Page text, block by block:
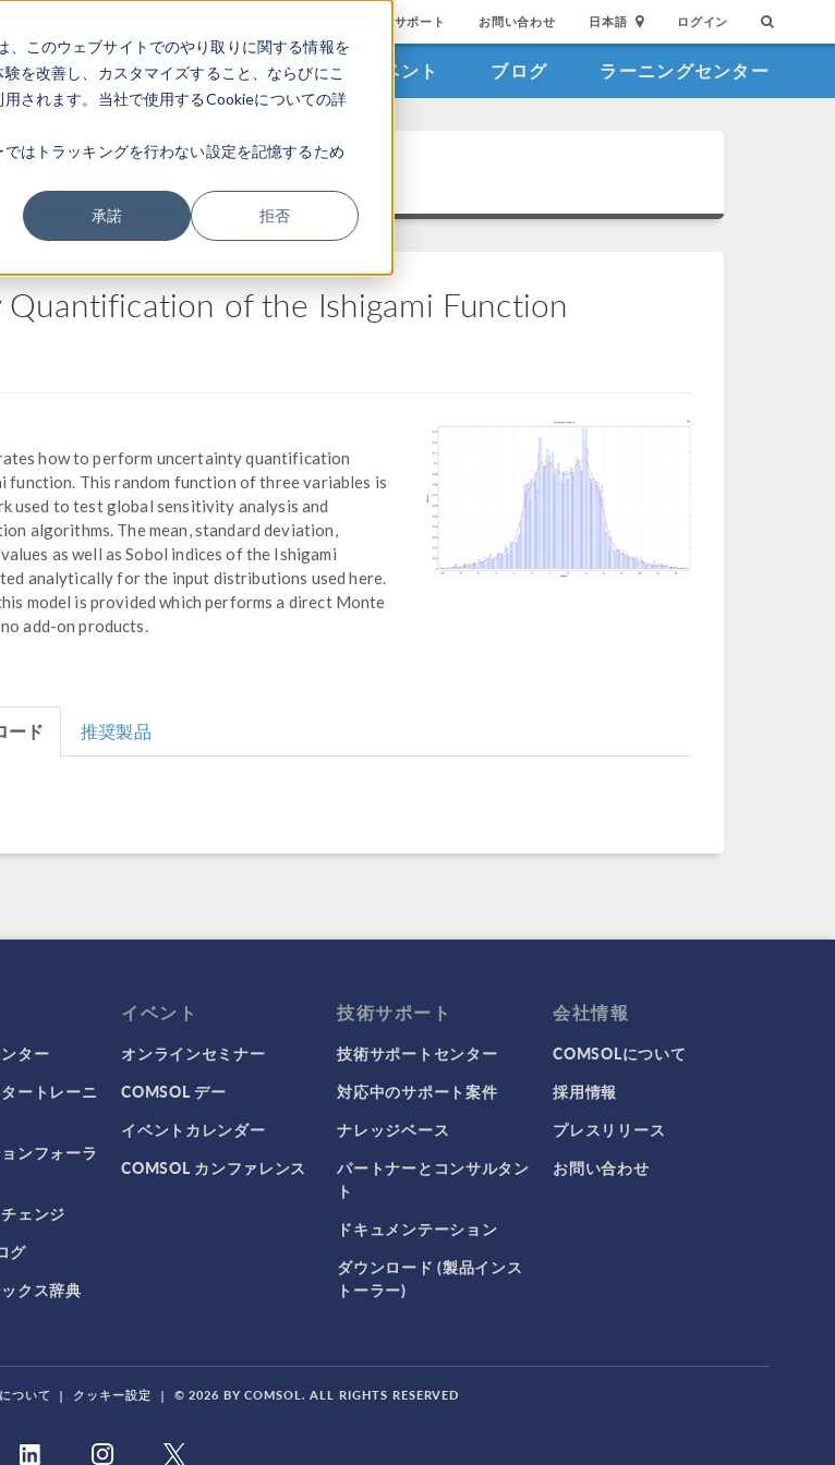
このウェブサイトでのやり取りに関する情報を
を改善し、カスタマイズすること、ならびにこ
されます。当社で使用するCookieについての詳
はトラッキングを行わない設定を記憶するため
承諾 拒否
サポート お問い合わせ 日本語 ログイン
品 業界 ビデオギャラリ イベント ブログ ラーニングセンター
of the Ishigami Function
how to perform uncertainty quantification
function. This random function of three variables is
used to test global sensitivity analysis and
algorithms. The mean, standard deviation,
values as well as Sobol indices of the Ishigami
analytically for the input distributions used here.
model is provided which performs a direct Monte
add-on products.
ード 推奨製品
ター
ートレーニ
ンフォーラ
ェンジ
グ
クス辞典
イベント
オンラインセミナー
COMSOL デー
イベントカレンダー
COMSOL カンファレンス
技術サポート
技術サポートセンター
対応中のサポート案件
ナレッジベース
パートナーとコンサルタン
ト
ドキュメンテーション
ダウンロード (製品インス
トーラー)
会社情報
COMSOLについて
採用情報
プレスリリース
お問い合わせ
ついて | クッキー設定 | © 2026 BY COMSOL. ALL RIGHTS RESERVED